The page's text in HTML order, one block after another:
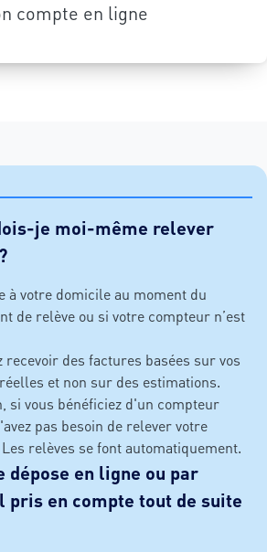
compte en ligne
je moi-même relever
à votre domicile au moment du
de relève ou si votre compteur n’est
recevoir des factures basées sur vos
et non sur des estimations.
si vous bénéficiez d'un compteur
pas besoin de relever votre
relèves se font automatiquement.
dépose en ligne ou par
en compte tout de suite